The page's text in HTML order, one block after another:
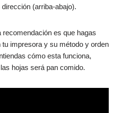
(arriba-abajo).
es que hagas
impresora y su método y orden
cómo esta funciona,
hojas será pan comido.